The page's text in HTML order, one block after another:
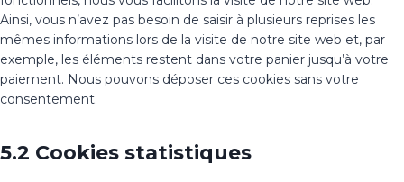
Ainsi, vous n’avez pas besoin de saisir à plusieurs reprises les
mêmes informations lors de la visite de notre site web et, par
exemple, les éléments restent dans votre panier jusqu’à votre
paiement. Nous pouvons déposer ces cookies sans votre
consentement.
5.2 Cookies statistiques